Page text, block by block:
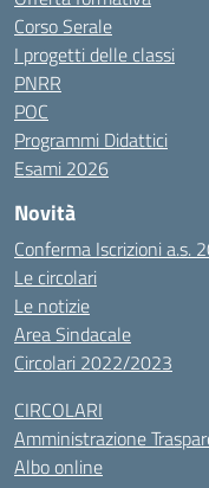
Corso Serale
I progetti delle classi
PNRR
POC
Programmi Didattici
Esami 2026
Novità
Conferma Iscrizioni a.s.
Le circolari
Le notizie
Area Sindacale
Circolari 2022/2023
CIRCOLARI
Amministrazione
Albo online